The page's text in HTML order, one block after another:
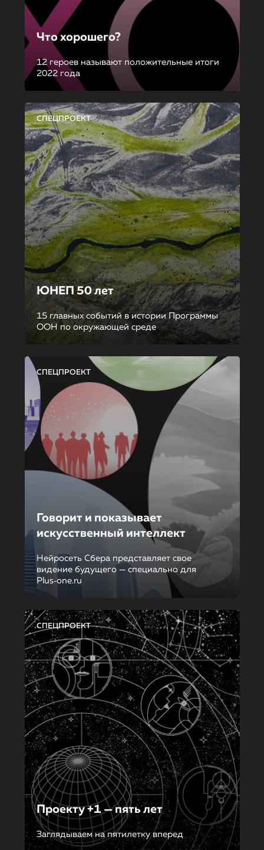
Что хорошего?
12 героев называют положительные итоги
2022 года
СПЕЦПРОЕКТ
ЮНЕП 50 лет
15 главных событий в истории Программы
ООН по окружающей среде
СПЕЦПРОЕКТ
Говорит и показывает
искусственный интеллект
Нейросеть Сбера представляет свое
видение будущего — специально для
Plus‑one.ru
СПЕЦПРОЕКТ
Проекту +1 — пять лет
Заглядываем на пятилетку вперед